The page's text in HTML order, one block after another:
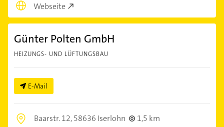
Webseite
Günter Polten GmbH
HEIZUNGS- UND LÜFTUNGSBAU
E-Mail
Baarstr. 12,58636 Iserlohn 1,5 km